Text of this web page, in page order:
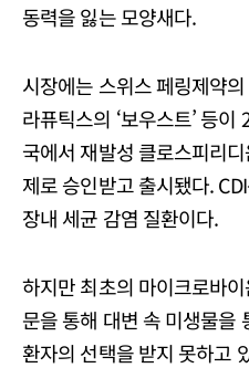
동력을 잃는 모양새다.
시장에는 스위스 페링제약
라퓨틱스의 ‘보우스트’ 등
국에서 재발성 클로스피리
제로 승인받고 출시됐다.
장내 세균 감염 질환이다.
하지만 최초의 마이크로바
문을 통해 대변 속 미생물을
환자의 선택을 받지 못하고